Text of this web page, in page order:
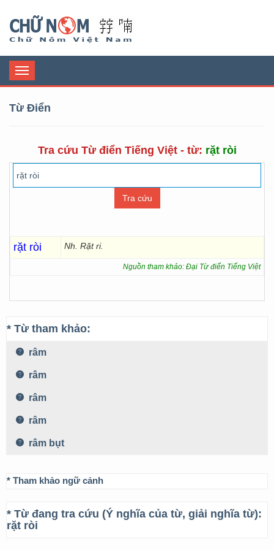
Toggle
navigation
Từ Điển
Tra cứu Từ điển Tiếng Việt - từ: rặt ròi
rặt ròi Nh. Rặt ri.
Nguồn tham khảo: Đại Từ điển Tiếng Việt
* Từ tham khảo:
râm
râm
râm
râm
râm bụt
* Tham khảo ngữ cảnh
* Từ đang tra cứu (Ý nghĩa của từ, giải nghĩa từ):
rặt ròi